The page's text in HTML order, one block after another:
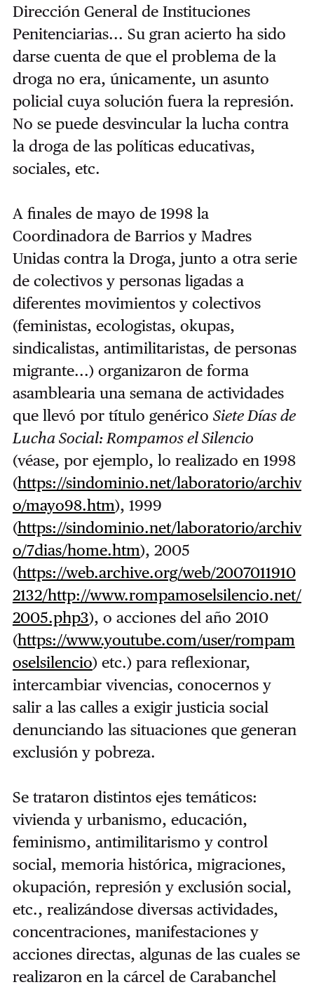
Dirección General de Instituciones
Penitenciarias... Su gran acierto ha sido
darse cuenta de que el problema de la
droga no era, únicamente, un asunto
policial cuya solución fuera la represión.
No se puede desvincular la lucha contra
la droga de las políticas educativas,
sociales, etc.
A finales de mayo de 1998 la
Coordinadora de Barrios y Madres
Unidas contra la Droga, junto a otra serie
de colectivos y personas ligadas a
diferentes movimientos y colectivos
(feministas, ecologistas, okupas,
sindicalistas, antimilitaristas, de personas
migrante...) organizaron de forma
asamblearia una semana de actividades
que llevó por título genérico Siete Días de
Lucha Social: Rompamos el Silencio
(véase, por ejemplo, lo realizado en 1998
(https://sindominio.net/laboratorio/archiv
o/mayo98.htm), 1999
(https://sindominio.net/laboratorio/archiv
o/7dias/home.htm), 2005
(https://web.archive.org/web/2007011910
2132/http://www.rompamoselsilencio.net/
2005.php3), o acciones del año 2010
(https://www.youtube.com/user/rompam
oselsilencio) etc.) para reflexionar,
intercambiar vivencias, conocernos y
salir a las calles a exigir justicia social
denunciando las situaciones que generan
exclusión y pobreza.
Se trataron distintos ejes temáticos:
vivienda y urbanismo, educación,
feminismo, antimilitarismo y control
social, memoria histórica, migraciones,
okupación, represión y exclusión social,
etc., realizándose diversas actividades,
concentraciones, manifestaciones y
acciones directas, algunas de las cuales se
realizaron en la cárcel de Carabanchel